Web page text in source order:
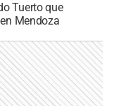
Tuerto que
Mendoza